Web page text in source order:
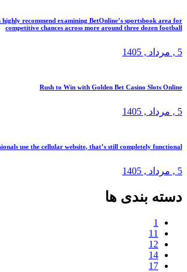
with highly recommend examining BetOnline’s
competitive chances across more around three
, 1405
Rush to Win with Golden Bet Casino
, 1405
professionals use the cellular website, that’s still completely
, 1405
بندی ها